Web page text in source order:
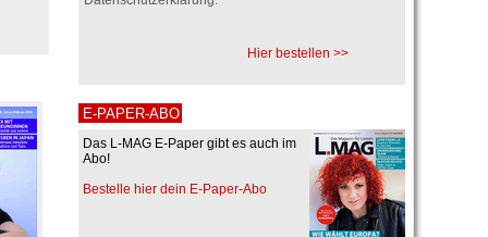
Hier bestellen >>
E-PAPER-ABO
Das L-MAG E-Paper gibt es auch im
Abo!
Bestelle hier dein E-Paper-Abo